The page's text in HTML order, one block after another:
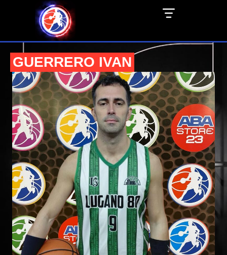
GUERRERO IVAN